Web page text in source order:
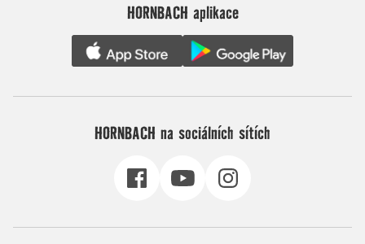
HORNBACH aplikace
HORNBACH na sociálních sítích